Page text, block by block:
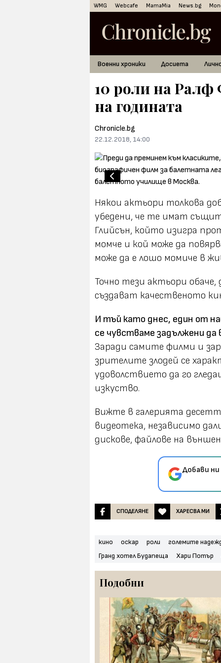
WMG Webcafe MamaMia News.bg
Военни хроники Досиета
10 роли на Ралф
на годината
Chronicle.bg
22.12.2018, 14:00
Някои актьори толкова
убедени, че те имат
Глийсън, който изигра
момче и кой може да
може да е лошо момиче в
Точно тези актьори
създават качественото
И тъй като днес, един от
се чувстваме задължени
Заради самите филми и
зрителите злодей се
удоволствието да го
изкуство.
Вижте в галерията
видеотека, независимо
дискове, файлове на
Добави
СПОДЕЛЯНЕ ХАРЕСВА МИ
кино оскар роли големите
Гранд хотел Будапеща
Хари Потър
Подобни